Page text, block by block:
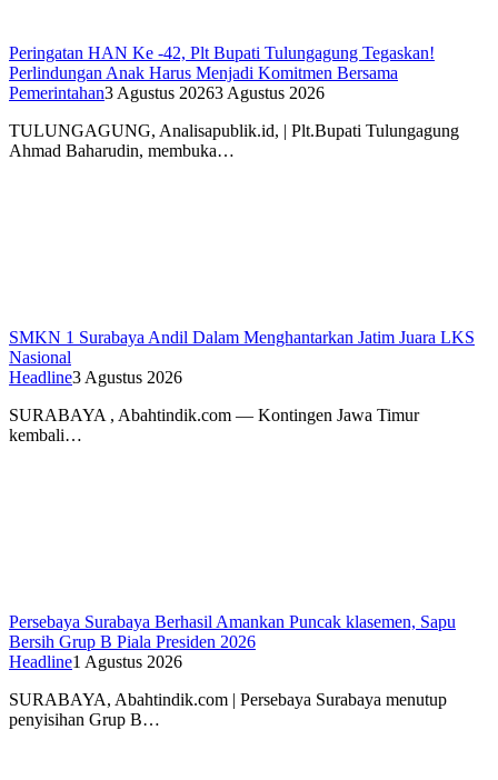
Peringatan HAN Ke -42, Plt Bupati Tulungagung Tegaskan!
Perlindungan Anak Harus Menjadi Komitmen Bersama
Pemerintahan3 Agustus 20263 Agustus 2026
TULUNGAGUNG, Analisapublik.id, | Plt.Bupati Tulungagung
Ahmad Baharudin, membuka…
SMKN 1 Surabaya Andil Dalam Menghantarkan Jatim Juara LKS
Nasional
Headline3 Agustus 2026
SURABAYA , Abahtindik.com — Kontingen Jawa Timur
kembali…
Persebaya Surabaya Berhasil Amankan Puncak klasemen, Sapu
Bersih Grup B Piala Presiden 2026
Headline1 Agustus 2026
SURABAYA, Abahtindik.com | Persebaya Surabaya menutup
penyisihan Grup B…